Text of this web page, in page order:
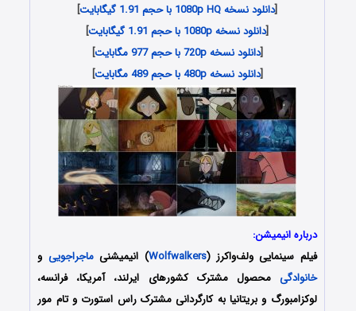
[دانلود نسخه 1080p HQ با حجم 1.91 گیگابایت
]
[دانلود نسخه 1080p با حجم 1.91 گیگابایت
]
[دانلود نسخه 720p با حجم 977 مگابایت
]
[دانلود نسخه 480p با حجم 489 مگابایت ]
درباره انیمیشن:
فیلم سینمایی ولف‌واکرز (Wolfwalkers) انیمیشنیماجراجویی و
خانوادگی محصول مشترک کشورهای ایرلند، آمریکا، فرانسه،
لوکزامبورگ و بریتانیا به کارگردانی مشترک راس استورت و تام مور